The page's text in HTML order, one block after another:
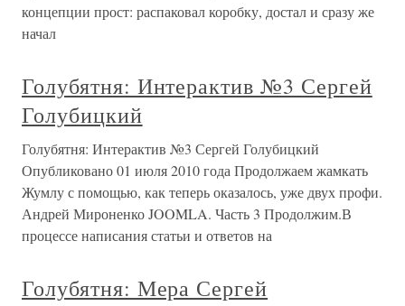
концепции прост: распаковал коробку, достал и сразу же
начал
Голубятня: Интерактив №3 Сергей
Голубицкий
Голубятня: Интерактив №3 Сергей Голубицкий
Опубликовано 01 июля 2010 года Продолжаем жамкать
Жумлу с помощью, как теперь оказалось, уже двух профи.
Андрей Мироненко JOOMLA. Часть 3 Продолжим.В
процессе написания статьи и ответов на
Голубятня: Мера Сергей